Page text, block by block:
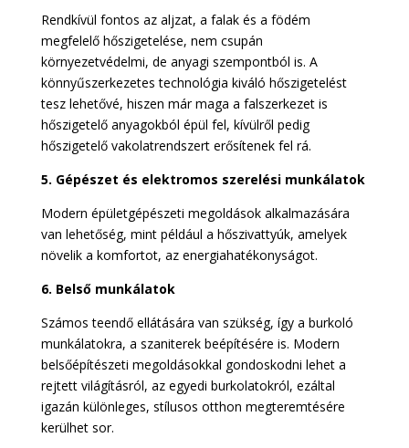
Rendkívül fontos az aljzat, a falak és a födém
megfelelő hőszigetelése, nem csupán
környezetvédelmi, de anyagi szempontból is. A
könnyűszerkezetes technológia kiváló hőszigetelést
tesz lehetővé, hiszen már maga a falszerkezet is
hőszigetelő anyagokból épül fel, kívülről pedig
hőszigetelő vakolatrendszert erősítenek fel rá.
5. Gépészet és elektromos szerelési munkálatok
Modern épületgépészeti megoldások alkalmazására
van lehetőség, mint például a hőszivattyúk, amelyek
növelik a komfortot, az energiahatékonyságot.
6. Belső munkálatok
Számos teendő ellátására van szükség, így a burkoló
munkálatokra, a szaniterek beépítésére is. Modern
belsőépítészeti megoldásokkal gondoskodni lehet a
rejtett világításról, az egyedi burkolatokról, ezáltal
igazán különleges, stílusos otthon megteremtésére
kerülhet sor.